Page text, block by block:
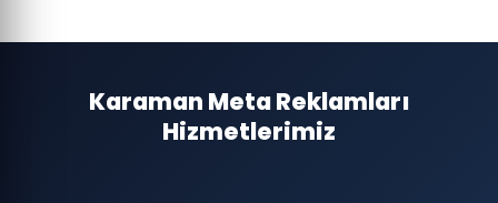
Karaman Meta Reklamları
Hizmetlerimiz